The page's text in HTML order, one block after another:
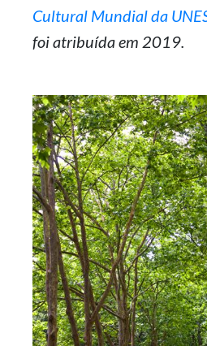
Cultural Mundial da
foi atribuída em 2019.